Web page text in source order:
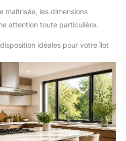
maîtrisée, les dimensions
attention toute particulière.
idéales pour votre îlot